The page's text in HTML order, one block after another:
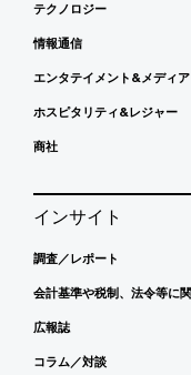
テクノロジー
情報通信
エンタテイメント&メディア
ホスピタリティ&レジャー
商社
インサイト
調査／レポート
会計基準や税制、法令等に
広報誌
コラム／対談